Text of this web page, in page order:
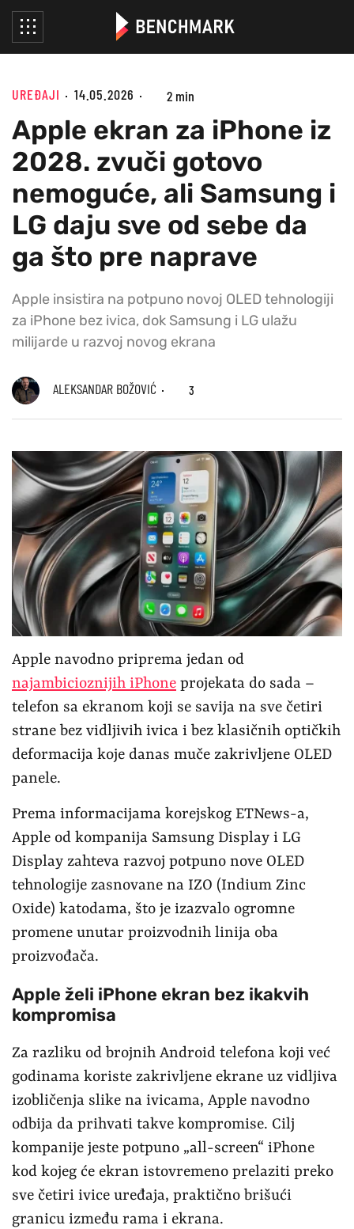
UREĐAJI 14.05.2026 2 min
Apple ekran za iPhone iz
2028. zvuči gotovo
nemoguće, ali Samsung i
LG daju sve od sebe da
ga što pre naprave
Apple insistira na potpuno novoj OLED tehnologiji
za iPhone bez ivica, dok Samsung i LG ulažu
milijarde u razvoj novog ekrana
ALEKSANDAR BOŽOVIĆ 3
Apple navodno priprema jedan od
najambicioznijih iPhone projekata do sada –
telefon sa ekranom koji se savija na sve četiri
strane bez vidljivih ivica i bez klasičnih optičkih
deformacija koje danas muče zakrivljene OLED
panele.
Prema informacijama korejskog ETNews-a,
Apple od kompanija Samsung Display i LG
Display zahteva razvoj potpuno nove OLED
tehnologije zasnovane na IZO (Indium Zinc
Oxide) katodama, što je izazvalo ogromne
promene unutar proizvodnih linija oba
proizvođača.
Apple želi iPhone ekran bez ikakvih
kompromisa
Za razliku od brojnih Android telefona koji već
godinama koriste zakrivljene ekrane uz vidljiva
izobličenja slike na ivicama, Apple navodno
odbija da prihvati takve kompromise. Cilj
kompanije jeste potpuno „all-screen“ iPhone
kod kojeg će ekran istovremeno prelaziti preko
sve četiri ivice uređaja, praktično brišući
granicu između rama i ekrana.